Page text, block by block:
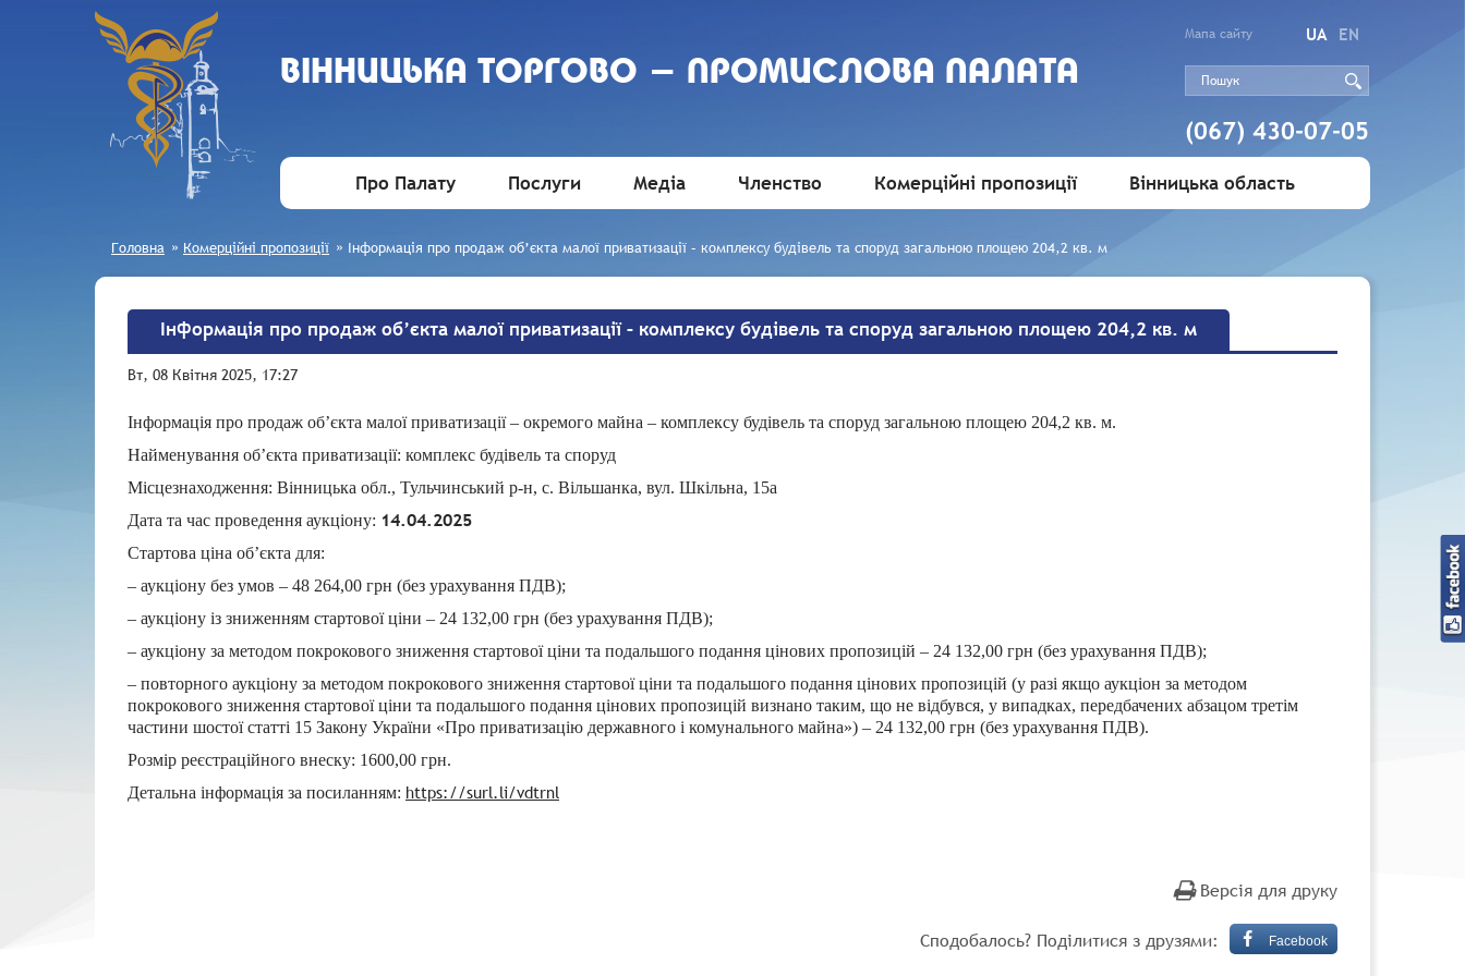
ВIННИЦЬКА ТОРГОВО - ПРОМИСЛОВА ПАЛАТА
Мапа сайту UA EN
(067) 430-07-05
Про Палату Послуги Медіа Членство Комерційні пропозиції Вінницька область
Головна » Комерційні пропозиції » Інформація про продаж об’єкта малої приватизації – комплексу будівель та споруд загальною площею 204,2 кв. м
Інформація про продаж об’єкта малої приватизації – комплексу будівель та споруд загальною площею 204,2 кв. м
Вт, 08 Квітня 2025, 17:27
Інформація про продаж об’єкта малої приватизації – окремого майна – комплексу будівель та споруд загальною площею 204,2 кв. м.
Найменування об’єкта приватизації: комплекс будівель та споруд
Місцезнаходження: Вінницька обл., Тульчинський р-н, с. Вільшанка, вул. Шкільна, 15а
Дата та час проведення аукціону: 14.04.2025
Стартова ціна об’єкта для:
– аукціону без умов – 48 264,00 грн (без урахування ПДВ);
– аукціону із зниженням стартової ціни – 24 132,00 грн (без урахування ПДВ);
– аукціону за методом покрокового зниження стартової ціни та подальшого подання цінових пропозицій – 24 132,00 грн (без урахування ПДВ);
– повторного аукціону за методом покрокового зниження стартової ціни та подальшого подання цінових пропозицій (у разі якщо аукціон за методом
покрокового зниження стартової ціни та подальшого подання цінових пропозицій визнано таким, що не відбувся, у випадках, передбачених абзацом третім
частини шостої статті 15 Закону України «Про приватизацію державного і комунального майна») – 24 132,00 грн (без урахування ПДВ).
Розмір реєстраційного внеску: 1600,00 грн.
Детальна інформація за посиланням: https://surl.li/vdtrnl
Версія для друку
Сподобалось? Поділитися з друзями: Facebook